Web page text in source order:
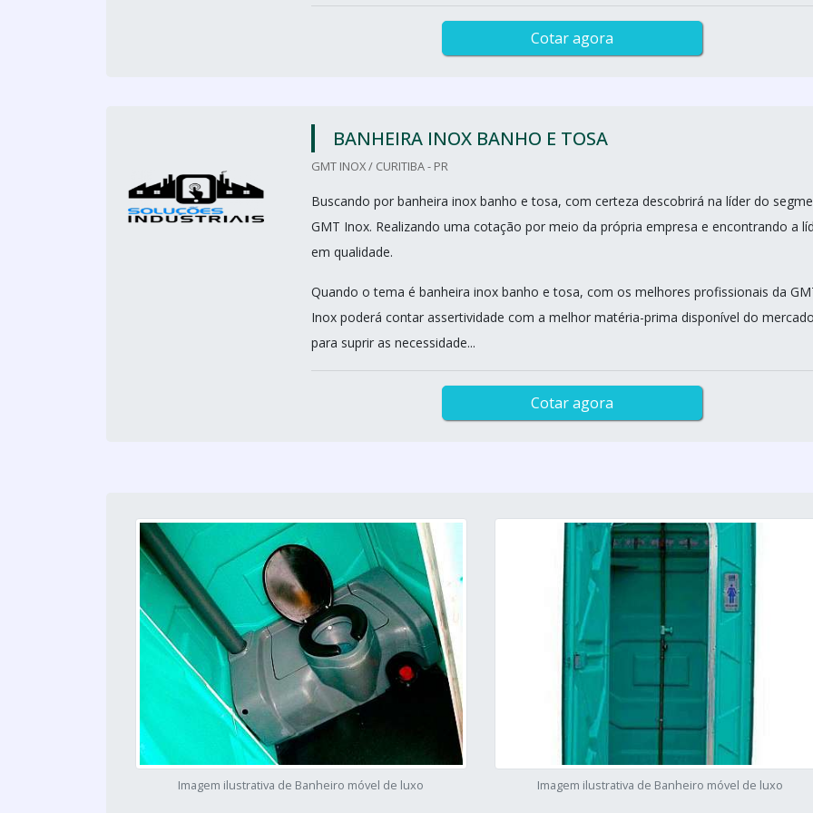
Cotar agora
BANHEIRA INOX BANHO E TOSA
GMT INOX / CURITIBA - PR
Buscando por banheira inox banho e tosa, com certeza descobrirá na líder do
GMT Inox. Realizando uma cotação por meio da própria empresa e encontrando a
em qualidade.
Quando o tema é banheira inox banho e tosa, com os melhores profissionais da
Inox poderá contar assertividade com a melhor matéria-prima disponível do mercado
para suprir as necessidade...
Cotar agora
Imagem ilustrativa de Banheiro móvel de luxo Imagem ilustrativa de Banheiro móvel de luxo